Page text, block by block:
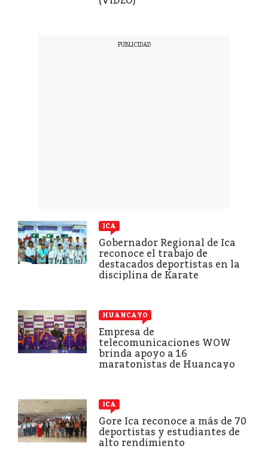
ICA
Gobernador Regional de Ica
reconoce el trabajo de
destacados deportistas en la
disciplina de Karate
HUANCAYO
Empresa de
telecomunicaciones WOW
brinda apoyo a 16
maratonistas de Huancayo
ICA
Gore Ica reconoce a más de 70
deportistas y estudiantes de
alto rendimiento